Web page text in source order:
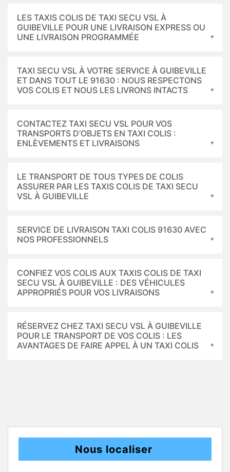
LES TAXIS COLIS DE TAXI SECU VSL À
GUIBEVILLE POUR UNE LIVRAISON EXPRESS OU
UNE LIVRAISON PROGRAMMÉE
TAXI SECU VSL À VOTRE SERVICE À GUIBEVILLE
ET DANS TOUT LE 91630 : NOUS RESPECTONS
VOS COLIS ET NOUS LES LIVRONS INTACTS
CONTACTEZ TAXI SECU VSL POUR VOS
TRANSPORTS D’OBJETS EN TAXI COLIS :
ENLÈVEMENTS ET LIVRAISONS
LE TRANSPORT DE TOUS TYPES DE COLIS
ASSURER PAR LES TAXIS COLIS DE TAXI SECU
VSL À GUIBEVILLE
SERVICE DE LIVRAISON TAXI COLIS 91630 AVEC
NOS PROFESSIONNELS
CONFIEZ VOS COLIS AUX TAXIS COLIS DE TAXI
SECU VSL À GUIBEVILLE : DES VÉHICULES
APPROPRIÉS POUR VOS LIVRAISONS
RÉSERVEZ CHEZ TAXI SECU VSL À GUIBEVILLE
POUR LE TRANSPORT DE VOS COLIS : LES
AVANTAGES DE FAIRE APPEL À UN TAXI COLIS
Nous localiser